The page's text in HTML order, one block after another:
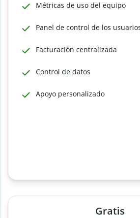
Métricas de uso del equipo
Panel de control de los
Facturación centralizada
Control de datos
Apoyo personalizado
Gratis